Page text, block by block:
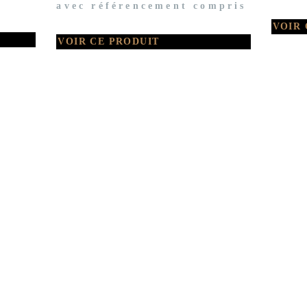
avec référencement compris
VOIR CE PRODUIT
VOIR